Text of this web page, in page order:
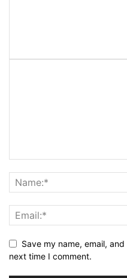
Save my name, email,
next time I comment.